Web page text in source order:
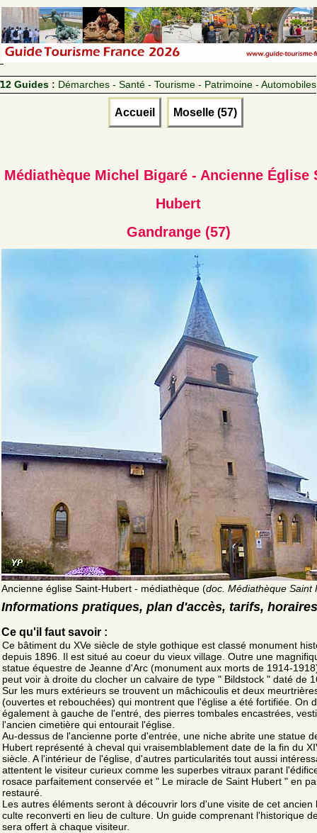
12 Guides : Démarches - Santé - Tourisme - Patrimoine - Automobiles
Accueil Moselle (57)
Médiathèque Michel Bigaré - Ancienne Église
Hubert
Gandrange (57)
Ancienne église Saint-Hubert - médiathèque (doc. Médiathèque Saint
Informations pratiques, plan d'accès, tarifs, horaires
Ce qu'il faut savoir :
Ce bâtiment du XVe siècle de style gothique est classé monument
depuis 1896. Il est situé au coeur du vieux village. Outre une
statue équestre de Jeanne d'Arc (monument aux morts de 1914-
peut voir à droite du clocher un calvaire de type " Bildstock " daté de
Sur les murs extérieurs se trouvent un mâchicoulis et deux
(ouvertes et rebouchées) qui montrent que l'église a été fortifiée. On
également à gauche de l'entré, des pierres tombales encastrées,
l'ancien cimetière qui entourait l'église.
Au-dessus de l'ancienne porte d'entrée, une niche abrite une statue
Hubert représenté à cheval qui vraisemblablement date de la fin du
siècle. A l'intérieur de l'église, d'autres particularités tout aussi
attentent le visiteur curieux comme les superbes vitraux parant
rosace parfaitement conservée et " Le miracle de Saint Hubert " en
restauré.
Les autres éléments seront à découvrir lors d'une visite de cet ancien
culte reconverti en lieu de culture. Un guide comprenant l'historique
sera offert à chaque visiteur.